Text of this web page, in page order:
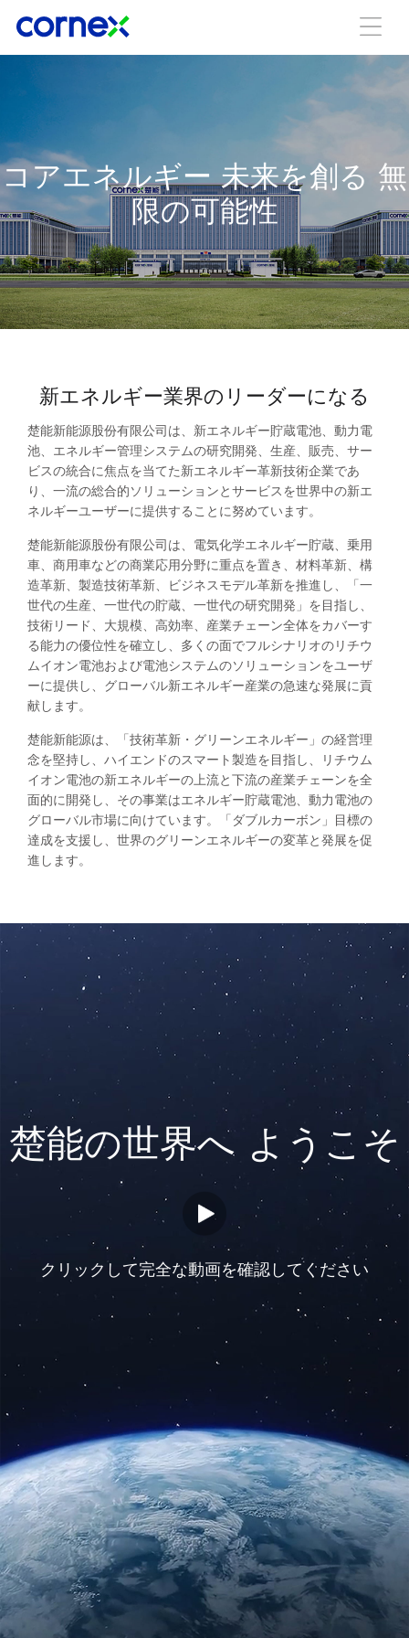
コアエネルギー 未来を創る 無
限の可能性
新エネルギー業界のリーダーになる
楚能新能源股份有限公司は、新エネルギー貯蔵電池、動力電
池、エネルギー管理システムの研究開発、生産、販売、サー
ビスの統合に焦点を当てた新エネルギー革新技術企業であ
り、一流の総合的ソリューションとサービスを世界中の新エ
ネルギーユーザーに提供することに努めています。
楚能新能源股份有限公司は、電気化学エネルギー貯蔵、乗用
車、商用車などの商業応用分野に重点を置き、材料革新、構
造革新、製造技術革新、ビジネスモデル革新を推進し、「一
世代の生産、一世代の貯蔵、一世代の研究開発」を目指し、
技術リード、大規模、高効率、産業チェーン全体をカバーす
る能力の優位性を確立し、多くの面でフルシナリオのリチウ
ムイオン電池および電池システムのソリューションをユーザ
ーに提供し、グローバル新エネルギー産業の急速な発展に貢
献します。
楚能新能源は、「技術革新・グリーンエネルギー」の経営理
念を堅持し、ハイエンドのスマート製造を目指し、リチウム
イオン電池の新エネルギーの上流と下流の産業チェーンを全
面的に開発し、その事業はエネルギー貯蔵電池、動力電池の
グローバル市場に向けています。「ダブルカーボン」目標の
達成を支援し、世界のグリーンエネルギーの変革と発展を促
進します。
楚能の世界へ ようこそ
クリックして完全な動画を確認してください